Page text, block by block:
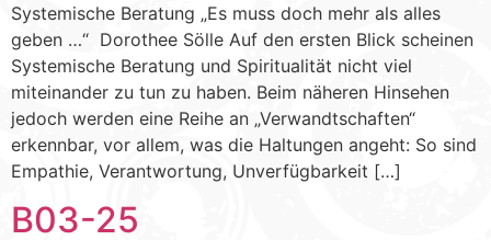
Systemische Beratung „Es muss doch mehr als alles
geben …“ Dorothee Sölle Auf den ersten Blick scheinen
Systemische Beratung und Spiritualität nicht viel
miteinander zu tun zu haben. Beim näheren Hinsehen
jedoch werden eine Reihe an „Verwandtschaften“
erkennbar, vor allem, was die Haltungen angeht: So sind
Empathie, Verantwortung, Unverfügbarkeit […]
B03-25